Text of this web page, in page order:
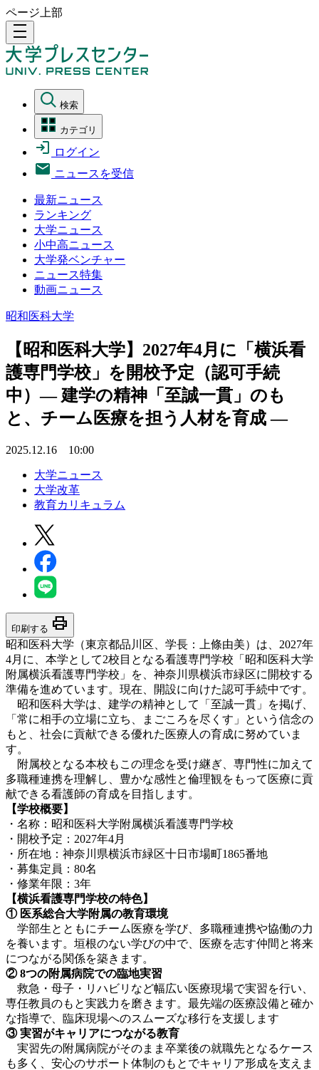
ページ上部
density_medium
検索
カテゴリ
ログイン
ニュースを受信
最新ニュース
ランキング
大学ニュース
小中高ニュース
大学発ベンチャー
ニュース特集
動画ニュース
昭和医科大学
【昭和医科大学】2027年4月に「横浜看
護専門学校」を開校予定（認可手続
中）― 建学の精神「至誠一貫」のも
と、チーム医療を担う人材を育成 ―
2025.12.16 10:00
大学ニュース
大学改革
教育カリキュラム
印刷する print
昭和医科大学（東京都品川区、学長：上條由美）は、2027年
4月に、本学として2校目となる看護専門学校「昭和医科大学
附属横浜看護専門学校」を、神奈川県横浜市緑区に開校する
準備を進めています。現在、開設に向けた認可手続中です。
昭和医科大学は、建学の精神として「至誠一貫」を掲げ、
「常に相手の立場に立ち、まごころを尽くす」という信念の
もと、社会に貢献できる優れた医療人の育成に努めていま
す。
附属校となる本校もこの理念を受け継ぎ、専門性に加えて
多職種連携を理解し、豊かな感性と倫理観をもって医療に貢
献できる看護師の育成を目指します。
【学校概要】
・名称：昭和医科大学附属横浜看護専門学校
・開校予定：2027年4月
・所在地：神奈川県横浜市緑区十日市場町1865番地
・募集定員：80名
・修業年限：3年
【横浜看護専門学校の特色】
① 医系総合大学附属の教育環境
学部生とともにチーム医療を学び、多職種連携や協働の力
を養います。垣根のない学びの中で、医療を志す仲間と将来
につながる関係を築きます。
② 8つの附属病院での臨地実習
救急・母子・リハビリなど幅広い医療現場で実習を行い、
専任教員のもと実践力を磨きます。最先端の医療設備と確か
な指導で、臨床現場へのスムーズな移行を支援します
③ 実習がキャリアにつながる教育
実習先の附属病院がそのまま卒業後の就職先となるケース
も多く、安心のサポート体制のもとでキャリア形成を支えま